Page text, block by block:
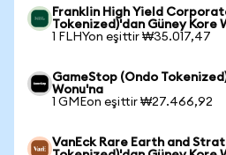
Franklin High Yield
Tokenized)'dan Güney Kore
1 FLHYon eşittir ₩35.017,47
GameStop (Ondo
Wonu'na
1 GMEon eşittir ₩27.466,92
VanEck Rare Earth and